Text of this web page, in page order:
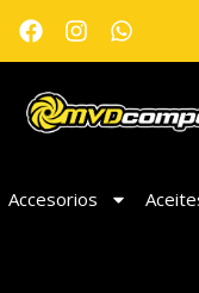
Accesorios